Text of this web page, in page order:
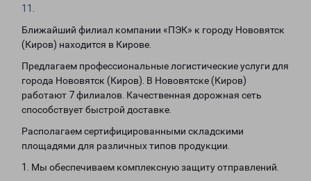
11
Ближайший филиал компании «ПЭК» к городу Нововятск
(Киров) находится в Кирове.
Предлагаем профессиональные логистические услуги для
города Нововятск (Киров). В Нововятске (Киров)
работают 7 филиалов. Качественная дорожная сеть
способствует быстрой доставке.
Располагаем сертифицированными складскими
площадями для различных типов продукции.
1. Мы обеспечиваем комплексную защиту отправлений.